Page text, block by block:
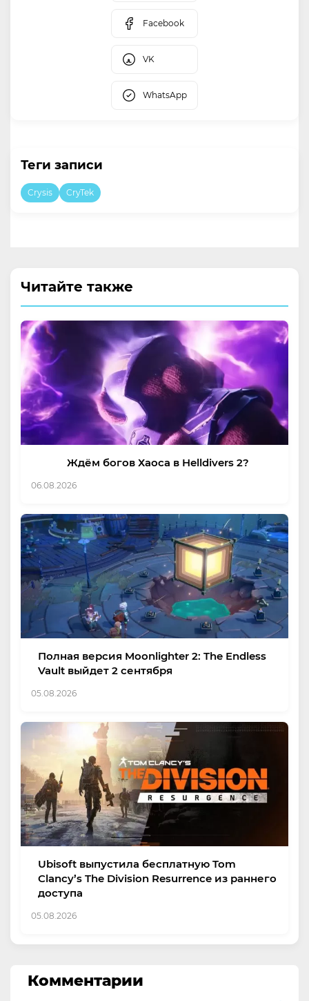
Facebook
VK
WhatsApp
Теги записи
Crysis CryTek
Читайте также
Ждём богов Хаоса в Helldivers 2?
06.08.2026
Полная версия Moonlighter 2: The Endless
Vault выйдет 2 сентября
05.08.2026
Ubisoft выпустила бесплатную Tom
Clancy’s The Division Resurrence из раннего
доступа
05.08.2026
Комментарии